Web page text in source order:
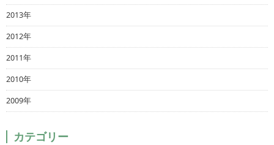
2013年
2012年
2011年
2010年
2009年
カテゴリー